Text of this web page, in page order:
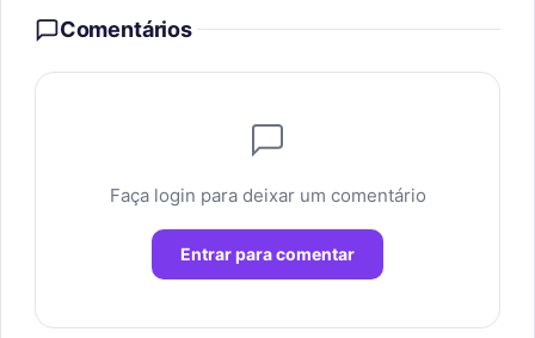
Comentários
Faça login para deixar um comentário
Entrar para comentar